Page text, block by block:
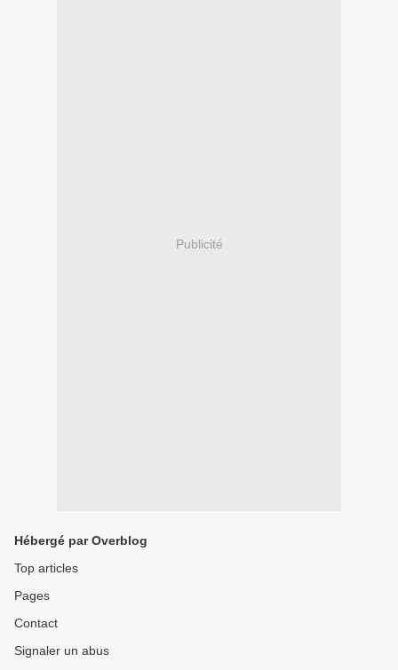
Publicité
Hébergé par Overblog
Top articles
Pages
Contact
Signaler un abus